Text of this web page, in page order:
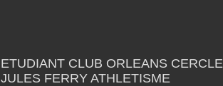
ETUDIANT CLUB ORLEANS CERCLE
JULES FERRY ATHLETISME